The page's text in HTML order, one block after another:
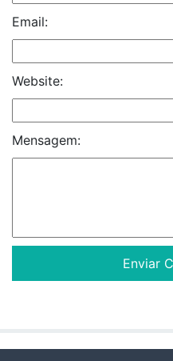
Email:
Website:
Mensagem: